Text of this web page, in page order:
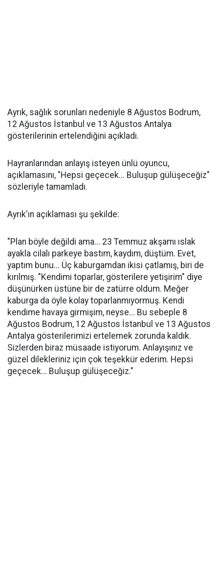
Ayrık, sağlık sorunları nedeniyle 8 Ağustos Bodrum,
12 Ağustos İstanbul ve 13 Ağustos Antalya
gösterilerinin ertelendiğini açıkladı.
Hayranlarından anlayış isteyen ünlü oyuncu,
açıklamasını, "Hepsi geçecek... Buluşup gülüşeceğiz"
sözleriyle tamamladı.
Ayrık'ın açıklaması şu şekilde:
"Plan böyle değildi ama... 23 Temmuz akşamı ıslak
ayakla cilalı parkeye bastım, kaydım, düştüm. Evet,
yaptım bunu... Üç kaburgamdan ikisi çatlamış, biri de
kırılmış. "Kendimi toparlar, gösterilere yetişirim" diye
düşünürken üstüne bir de zatürre oldum. Meğer
kaburga da öyle kolay toparlanmıyormuş. Kendi
kendime havaya girmişim, neyse... Bu sebeple 8
Ağustos Bodrum, 12 Ağustos İstanbul ve 13 Ağustos
Antalya gösterilerimizi ertelemek zorunda kaldık.
Sizlerden biraz müsaade istiyorum. Anlayışınız ve
güzel dilekleriniz için çok teşekkür ederim. Hepsi
geçecek... Buluşup gülüşeceğiz."